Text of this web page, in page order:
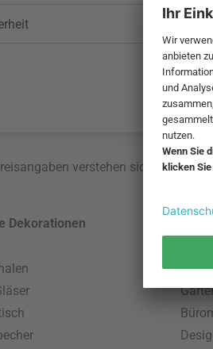
verstehen sich inklusive
Dekorationen